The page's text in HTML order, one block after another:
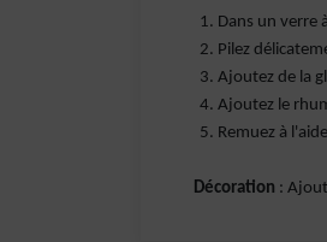
Dans un verre
Pilez
Ajoutez de la
Ajoutez le
Remuez à
Décoration :